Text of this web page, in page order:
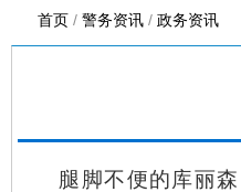
首页 / 警务资讯 / 政务资讯
腿脚不便的库丽森